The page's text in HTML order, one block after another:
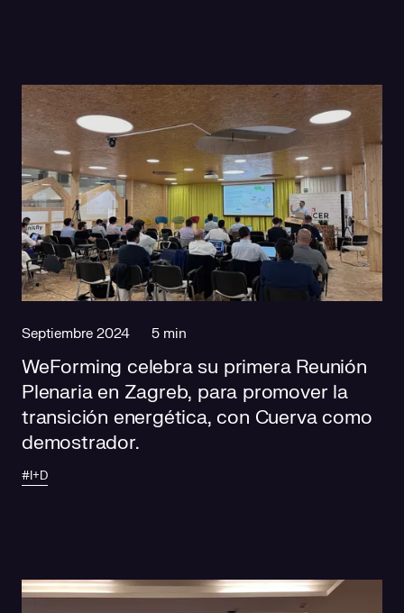
Septiembre 2024 5 min
WeForming celebra su primera Reunión
Plenaria en Zagreb, para promover la
transición energética, con Cuerva como
demostrador.
#I+D